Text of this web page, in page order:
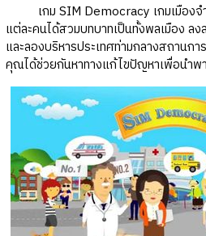
เกม SIM Democracy เกมเมืองจำ
แต่ละคนได้สวมบทบาทเป็นทั้งพลเมือง ล
และลองบริหารประเทศท่ามกลางสถานก
คุณได้ช่วยกันหาทางแก้ไขปัญหาเพื่อนำพ